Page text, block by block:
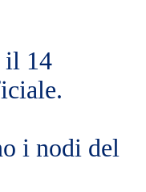
il 14
i nodi del